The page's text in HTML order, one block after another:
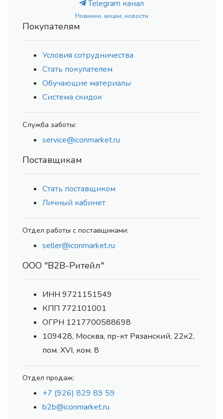
Telegram канал
Новинки, акции, новости
Покупателям
Условия сотрудничества
Стать покупателем
Обучающие материалы
Система скидок
Служба заботы:
service@iconmarket.ru
Поставщикам
Стать поставщиком
Личный кабинет
Отдел работы с поставщиками:
seller@iconmarket.ru
ООО "В2В-Ритейл"
ИНН 9721151549
КПП 772101001
ОГРН 1217700588698
109428, Москва, пр-кт Рязанский, 22к2,
пом. XVI, ком. 8
Отдел продаж:
+7 (926) 829 89 59
b2b@iconmarket.ru